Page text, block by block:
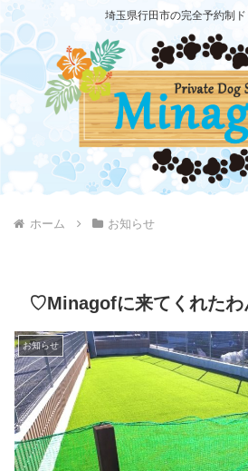
埼玉県行田市の完全予約制
ホーム お知らせ
♡Minagofに来てくれた
お知らせ